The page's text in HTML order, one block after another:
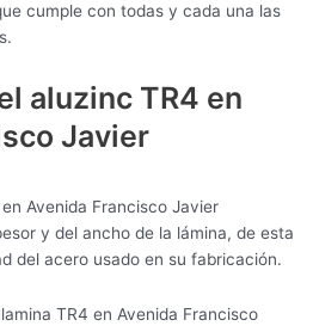
cumple con todas y cada una las
aluzinc TR4 en
Javier
Avenida Francisco Javier
y del ancho de la lámina, de esta
del acero usado en su fabricación.
TR4 en Avenida Francisco